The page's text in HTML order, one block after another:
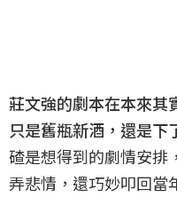
莊文強的劇本在本來其
只是舊瓶新酒，還是下
碴是想得到的劇情安排
弄悲情，還巧妙叩回當